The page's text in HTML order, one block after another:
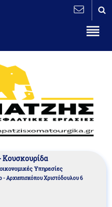
Υπηρεσίες
- Αρχιεπισκόπου Χριστόδουλου 6